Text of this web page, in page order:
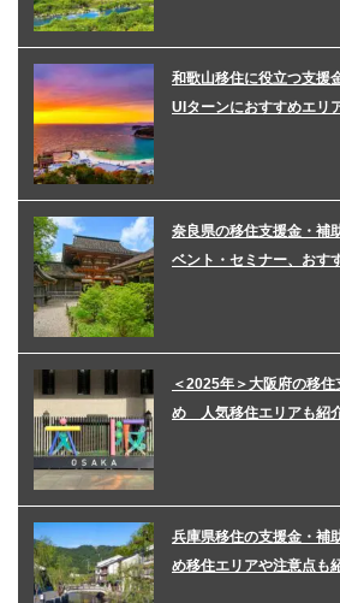
和歌山移住に役立つ支援
UIターンにおすすめエリ
奈良県の移住支援金・補
ベント・セミナー、おす
＜2025年＞大阪府の移
め 人気移住エリアも紹
兵庫県移住の支援金・補
め移住エリアや注意点も